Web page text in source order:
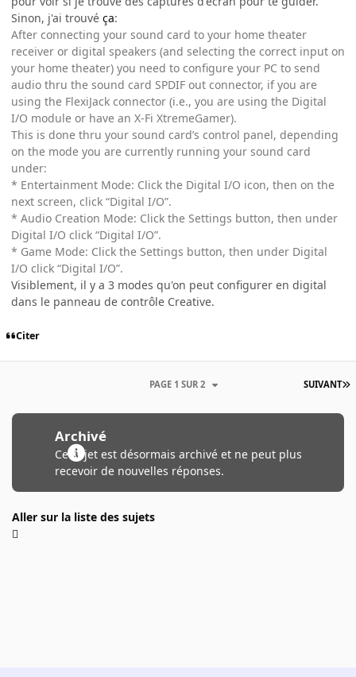
Sinon, j'ai trouvé ça:
After connecting your sound card to your home theater
receiver or digital speakers (and selecting the correct input on
your home theater) you need to configure your PC to send
audio thru the sound card SPDIF out connector, if you are
using the FlexiJack connector (i.e., you are using the Digital
I/O module or have an X-Fi XtremeGamer).
This is done thru your sound card’s control panel, depending
on the mode you are currently running your sound card
under:
* Entertainment Mode: Click the Digital I/O icon, then on the
next screen, click “Digital I/O”.
* Audio Creation Mode: Click the Settings button, then under
Digital I/O click “Digital I/O”.
* Game Mode: Click the Settings button, then under Digital
I/O click “Digital I/O”.
Visiblement, il y a 3 modes qu'on peut configurer en digital
dans le panneau de contrôle Creative.
Citer
SUIVANT
PAGE 1 SUR 2
Archivé
Ce sujet est désormais archivé et ne peut plus
recevoir de nouvelles réponses.
Aller sur la liste des sujets